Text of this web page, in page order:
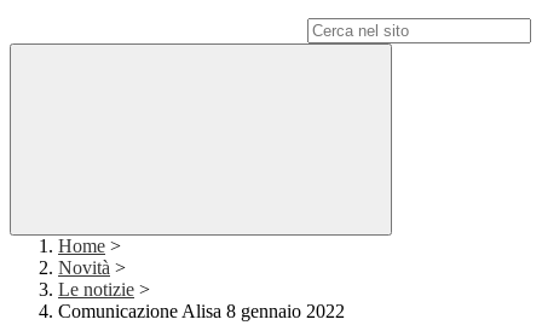
Home >
Novità >
Le notizie >
Comunicazione Alisa 8 gennaio 2022